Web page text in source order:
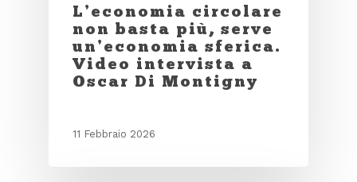
L’economia circolare
non basta più, serve
un’economia sferica.
Video intervista a
Oscar Di Montigny
11 Febbraio 2026